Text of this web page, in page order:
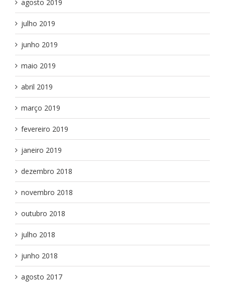
agosto 2019
julho 2019
junho 2019
maio 2019
abril 2019
março 2019
fevereiro 2019
janeiro 2019
dezembro 2018
novembro 2018
outubro 2018
julho 2018
junho 2018
agosto 2017